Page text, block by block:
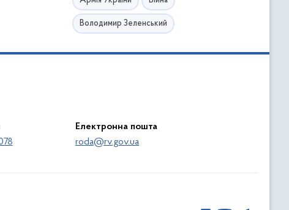
Володимир Зеленський
Електронна пошта
roda@rv.gov.ua